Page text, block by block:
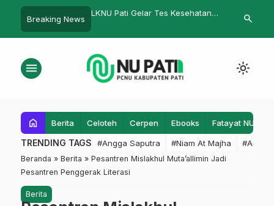
Breaking News
Antusias Mengikuti
Kafilah RMI PCNU Pati Ukir
Jawa Tengah
PK IPNU
search
menu light_mode
home Berita Celoteh Cerpen Ebooks Fatayat NU
TRENDING TAGS #Angga Saputra #Niam At Majha #Admin
Beranda » Berita » Pesantren Mislakhul Muta’allimin Jadi
Pesantren Penggerak Literasi
Berita